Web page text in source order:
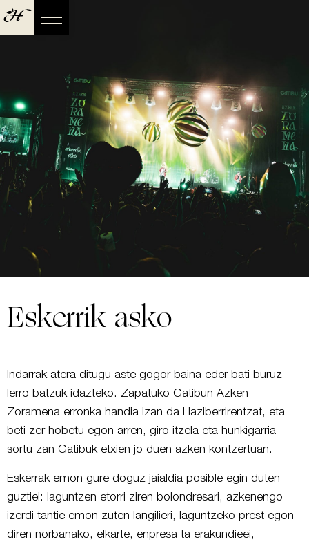
Eskerrik asko
Indarrak atera ditugu aste gogor baina eder bati buruz
lerro batzuk idazteko. Zapatuko Gatibun Azken
Zoramena erronka handia izan da Haziberrirentzat, eta
beti zer hobetu egon arren, giro itzela eta hunkigarria
sortu zan Gatibuk etxien jo duen azken kontzertuan.
Eskerrak emon gure doguz jaialdia posible egin duten
guztiei: laguntzen etorri ziren bolondresari, azkenengo
izerdi tantie emon zuten langilieri, laguntzeko prest egon
diren norbanako, elkarte, enpresa ta erakundieei,